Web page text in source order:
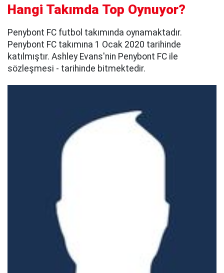
Hangi Takımda Top Oynuyor?
Penybont FC futbol takımında oynamaktadır.
Penybont FC takımına 1 Ocak 2020 tarihinde
katılmıştır. Ashley Evans'nin Penybont FC ile
sözleşmesi - tarihinde bitmektedir.